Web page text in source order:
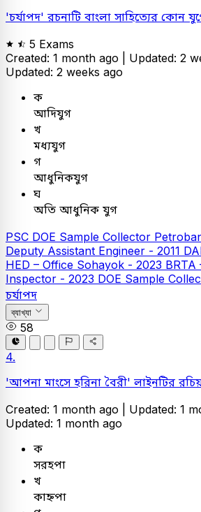
'চর্যাপদ' রচনাটি বাংলা সাহিত্যের কোন
5 Exams
Created: 1 month ago | Updated: 2
Updated: 2 weeks ago
ক
আদিযুগ
খ
মধ্যযুগ
গ
আধুনিকযুগ
ঘ
অতি আধুনিক যুগ
PSC DOE Sample Collector
Deputy Assistant Engineer - 2011
HED – Office Sohayok - 2023 BRTA
Inspector - 2023 DOE Sample
চর্যাপদ
ব্যাখ্যা
58
4.
'আপনা মাংসে হরিনা বৈরী' লাইনটির
Created: 1 month ago | Updated: 1
Updated: 1 month ago
ক
সরহপা
খ
কাহ্নপা